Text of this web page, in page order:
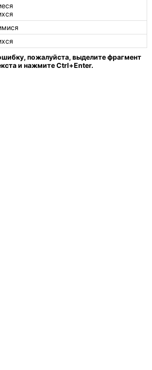
пожалуйста, выделите фрагмент
и нажмите Ctrl+Enter.